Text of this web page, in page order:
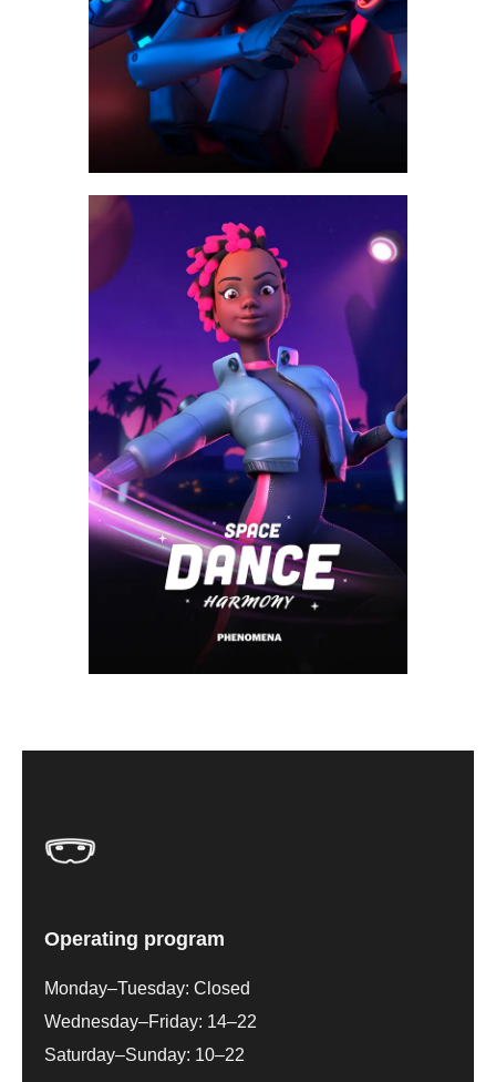
Operating program
Monday–Tuesday: Closed
Wednesday–Friday: 14–22
Saturday–Sunday: 10–22